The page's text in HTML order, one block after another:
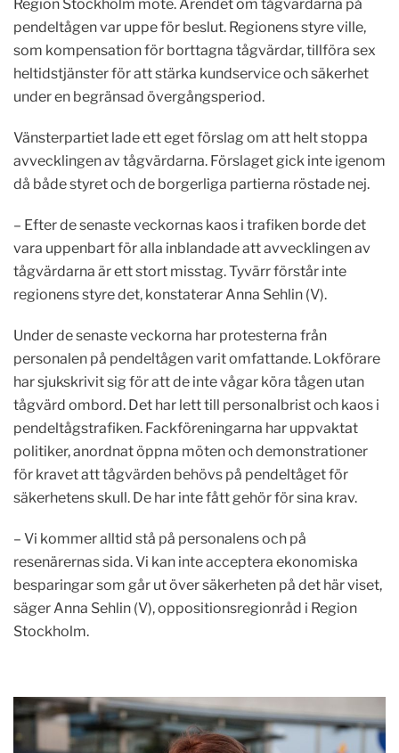
Region Stockholm möte. Ärendet om tågvärdarna på
pendeltågen var uppe för beslut. Regionens styre ville,
som kompensation för borttagna tågvärdar, tillföra sex
heltidstjänster för att stärka kundservice och säkerhet
under en begränsad övergångsperiod.
Vänsterpartiet lade ett eget förslag om att helt stoppa
avvecklingen av tågvärdarna. Förslaget gick inte igenom
då både styret och de borgerliga partierna röstade nej.
– Efter de senaste veckornas kaos i trafiken borde det
vara uppenbart för alla inblandade att avvecklingen av
tågvärdarna är ett stort misstag. Tyvärr förstår inte
regionens styre det, konstaterar Anna Sehlin (V).
Under de senaste veckorna har protesterna från
personalen på pendeltågen varit omfattande. Lokförare
har sjukskrivit sig för att de inte vågar köra tågen utan
tågvärd ombord. Det har lett till personalbrist och kaos i
pendeltågstrafiken. Fackföreningarna har uppvaktat
politiker, anordnat öppna möten och demonstrationer
för kravet att tågvärden behövs på pendeltåget för
säkerhetens skull. De har inte fått gehör för sina krav.
– Vi kommer alltid stå på personalens och på
resenärernas sida. Vi kan inte acceptera ekonomiska
besparingar som går ut över säkerheten på det här viset,
säger Anna Sehlin (V), oppositionsregionråd i Region
Stockholm.